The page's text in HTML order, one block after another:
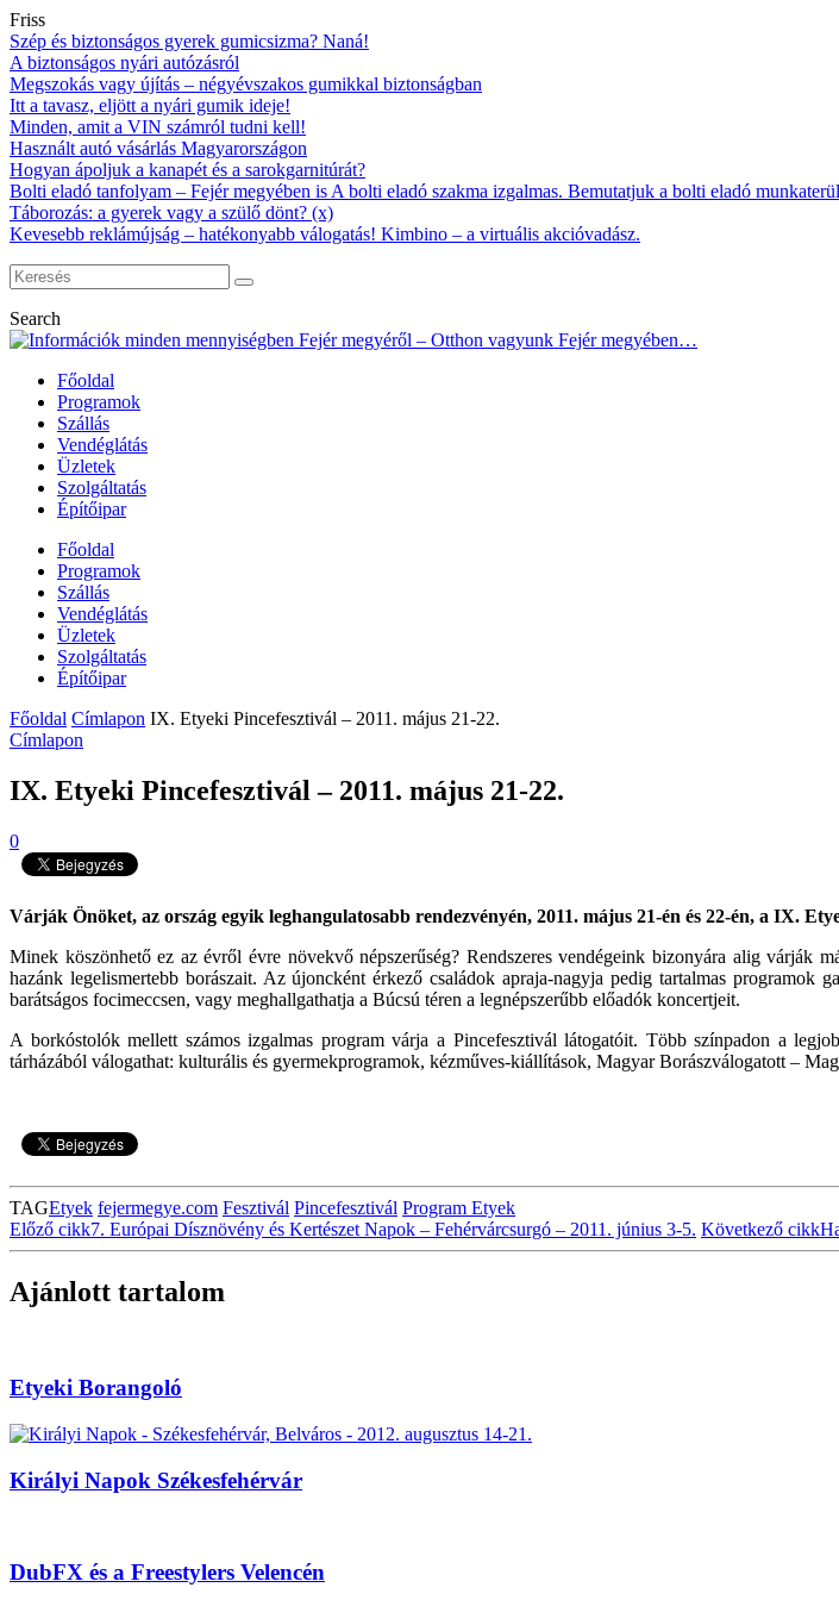
Friss
Szép és biztonságos gyerek gumicsizma? Naná!
A biztonságos nyári autózásról
Megszokás vagy újítás – négyévszakos gumikkal biztonságban
Itt a tavasz, eljött a nyári gumik ideje!
Minden, amit a VIN számról tudni kell!
Használt autó vásárlás Magyarországon
Hogyan ápoljuk a kanapét és a sarokgarnitúrát?
Bolti eladó tanfolyam – Fejér megyében is A bolti eladó szakma izgalmas. Bemutatjuk a bolti eladó
Táborozás: a gyerek vagy a szülő dönt? (x)
Kevesebb reklámújság – hatékonyabb válogatás! Kimbino – a virtuális akcióvadász.
Search
Főoldal
Programok
Szállás
Vendéglátás
Üzletek
Szolgáltatás
Építőipar
Főoldal
Programok
Szállás
Vendéglátás
Üzletek
Szolgáltatás
Építőipar
Főoldal Címlapon IX. Etyeki Pincefesztivál – 2011. május 21-22.
Címlapon
IX. Etyeki Pincefesztivál – 2011. május 21-22.
0
Várják Önöket, az ország egyik leghangulatosabb rendezvényén, 2011. május 21-én és 22-én, a IX.
Minek köszönhető ez az évről évre növekvő népszerűség? Rendszeres vendégeink bizonyára alig várják
hazánk legelismertebb borászait. Az újoncként érkező családok apraja-nagyja pedig tartalmas
barátságos focimeccsen, vagy meghallgathatja a Búcsú téren a legnépszerűbb előadók koncertjeit.
A borkóstolók mellett számos izgalmas program várja a Pincefesztivál látogatóit. Több színpadon a
tárházából válogathat: kulturális és gyermekprogramok, kézműves-kiállítások, Magyar Borászválogatott –
TAGEtyek fejermegye.com Fesztivál Pincefesztivál Program Etyek
Előző cikk7. Európai Dísznövény és Kertészet Napok – Fehérvárcsurgó – 2011. június 3-5. Következő cikk
Ajánlott tartalom
Etyeki Borangoló
Királyi Napok Székesfehérvár
DubFX és a Freestylers Velencén